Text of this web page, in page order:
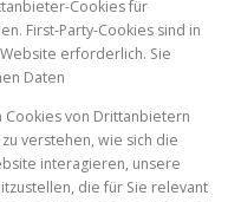
Cookies für
First-Party-Cookies sind in
erforderlich. Sie
Daten
von Drittanbietern
verstehen, wie sich die
interagieren, unsere
die für Sie relevant